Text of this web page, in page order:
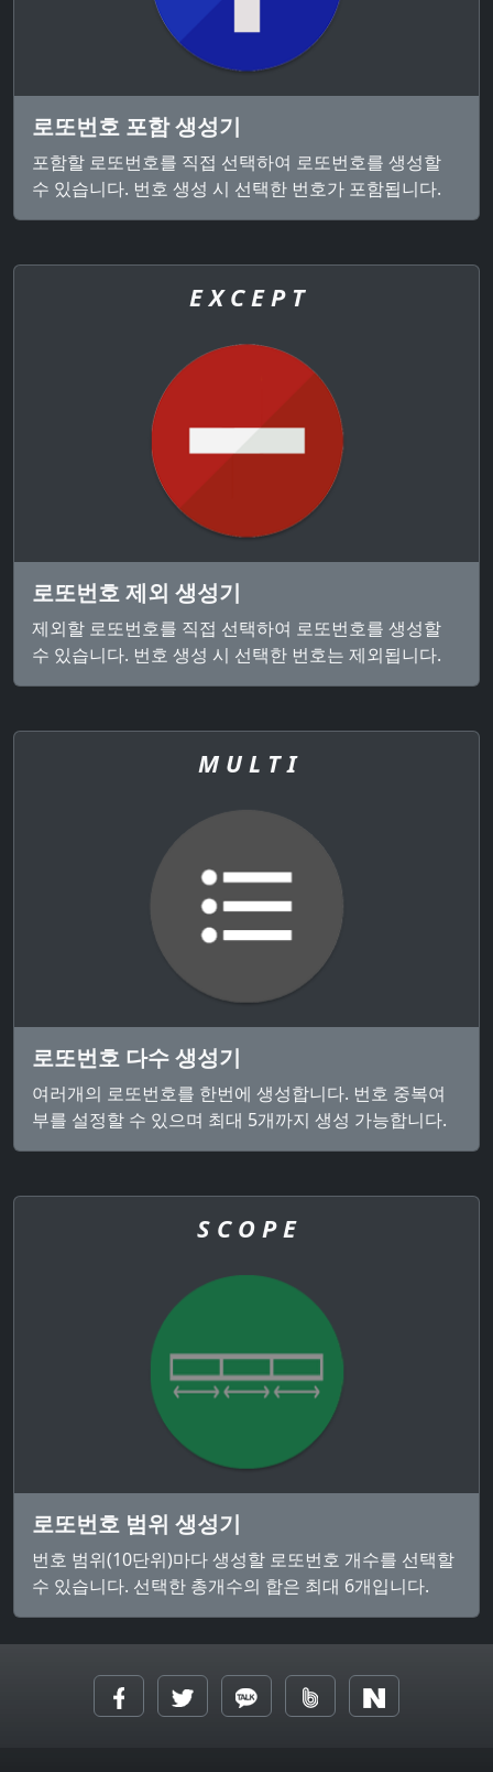
로또번호 포함 생성기
포함할 로또번호를 직접 선택하여 로또번호를 생성할
수 있습니다. 번호 생성 시 선택한 번호가 포함됩니다.
E X C E P T
로또번호 제외 생성기
제외할 로또번호를 직접 선택하여 로또번호를 생성할
수 있습니다. 번호 생성 시 선택한 번호는 제외됩니다.
M U L T I
로또번호 다수 생성기
여러개의 로또번호를 한번에 생성합니다. 번호 중복여
부를 설정할 수 있으며 최대 5개까지 생성 가능합니다.
S C O P E
로또번호 범위 생성기
번호 범위(10단위)마다 생성할 로또번호 개수를 선택할
수 있습니다. 선택한 총개수의 합은 최대 6개입니다.